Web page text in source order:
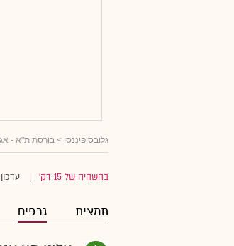
גלובס פיננסי > בורסת ת"א -
בהשהיה של 15 דק'
תמצית גרפים